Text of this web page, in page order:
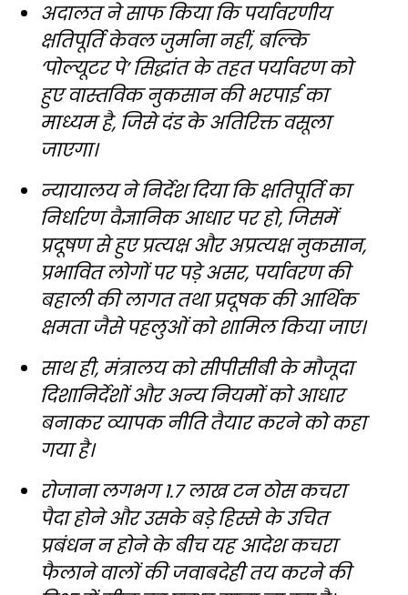
अदालत ने साफ किया कि पर्यावरणीय
क्षतिपूर्ति केवल जुर्माना नहीं, बल्कि
‘पोल्यूटर पे’ सिद्धांत के तहत पर्यावरण को
हुए वास्तविक नुकसान की भरपाई का
माध्यम है, जिसे दंड के अतिरिक्त वसूला
जाएगा।
न्यायालय ने निर्देश दिया कि क्षतिपूर्ति का
निर्धारण वैज्ञानिक आधार पर हो, जिसमें
प्रदूषण से हुए प्रत्यक्ष और अप्रत्यक्ष नुकसान,
प्रभावित लोगों पर पड़े असर, पर्यावरण की
बहाली की लागत तथा प्रदूषक की आर्थिक
क्षमता जैसे पहलुओं को शामिल किया जाए।
साथ ही, मंत्रालय को सीपीसीबी के मौजूदा
दिशानिर्देशों और अन्य नियमों को आधार
बनाकर व्यापक नीति तैयार करने को कहा
गया है।
रोजाना लगभग 1.7 लाख टन ठोस कचरा
पैदा होने और उसके बड़े हिस्से के उचित
प्रबंधन न होने के बीच यह आदेश कचरा
फैलाने वालों की जवाबदेही तय करने की